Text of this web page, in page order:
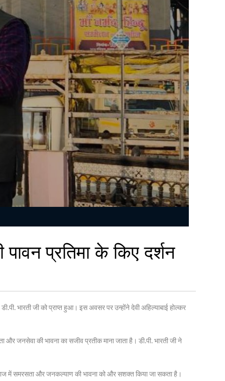
पावन प्रतिमा के किए दर्शन
भारती जी को प्राप्त हुआ। इस अवसर पर उन्होंने देवी अहिल्याबाई होल्कर
और जनसेवा की भावना का सजीव प्रतीक माना जाता है। डी.पी. भारती जी ने
में समरसता और जनकल्याण की भावना को और सशक्त किया जा सकता है।